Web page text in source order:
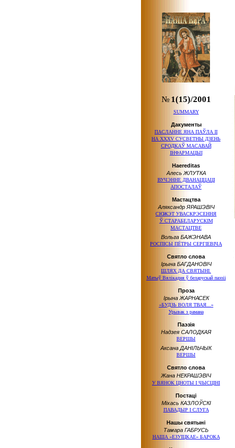
№ 1(15)/2001
SUMMARY
Дакументы
ПАСЛАННЕ ЯНА ПАЎЛА ІІ
НА ХХХV СУСВЕТНЫ ДЗЕНЬ
СРОДКАЎ МАСАВАЙ
ІНФАРМАЦЫІ
Haereditas
Алесь ЖЛУТКА
ВУЧЭННЕ ДВАНАЦЦАЦІ
АПОСТАЛАЎ
Мастацтва
Аляксандр ЯРАШЭВІЧ
СЮЖЭТ УВАСКРЭСЕННЯ
Ў СТАРАБЕЛАРУСКІМ
МАСТАЦТВЕ
Вольга БАЖЭНАВА
РОСПІСЫ ПЁТРЫ СЕРГІЕВІЧА
Святло слова
Ірына БАГДАНОВІЧ
ШЛЯХ ДА СВЯТЫНІ.
Матыў Вялікадня ў беларускайпаэзіі
Проза
Ірына ЖАРНАСЕК
«БУДЗЬ ВОЛЯ ТВАЯ...»
Урывак з рамана
Паэзія
Надзея САЛОДКАЯ
ВЕРШЫ
Аксана ДАНІЛЬЧЫК
ВЕРШЫ
Святло слова
Жана НЕКРАШЭВІЧ
У ВЯНОК ЦНОТЫ І ЧЫСЦІНІ
Постаці
Міхась КАЗЛОЎСКІ
ПАВАДЫР І СЛУГА
Нашы святыні
Тамара ГАБРУСЬ
НАША «ЕЗУІЦКАЕ» БАРОКА